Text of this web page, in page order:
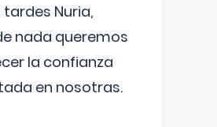
tardes Nuria,
nada queremos
la confianza
en nosotras.